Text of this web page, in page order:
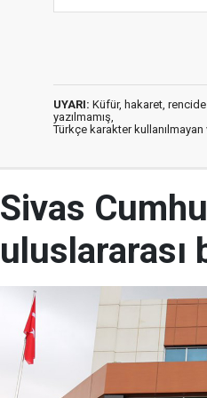
UYARI: Küfür, hakaret,
yazılmamış,
Türkçe karakter
Sivas
uluslararası